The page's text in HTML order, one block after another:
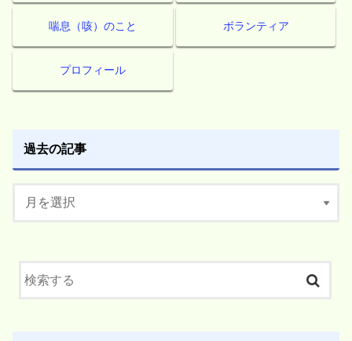
喘息（咳）のこと ボランティア
プロフィール
過去の記事